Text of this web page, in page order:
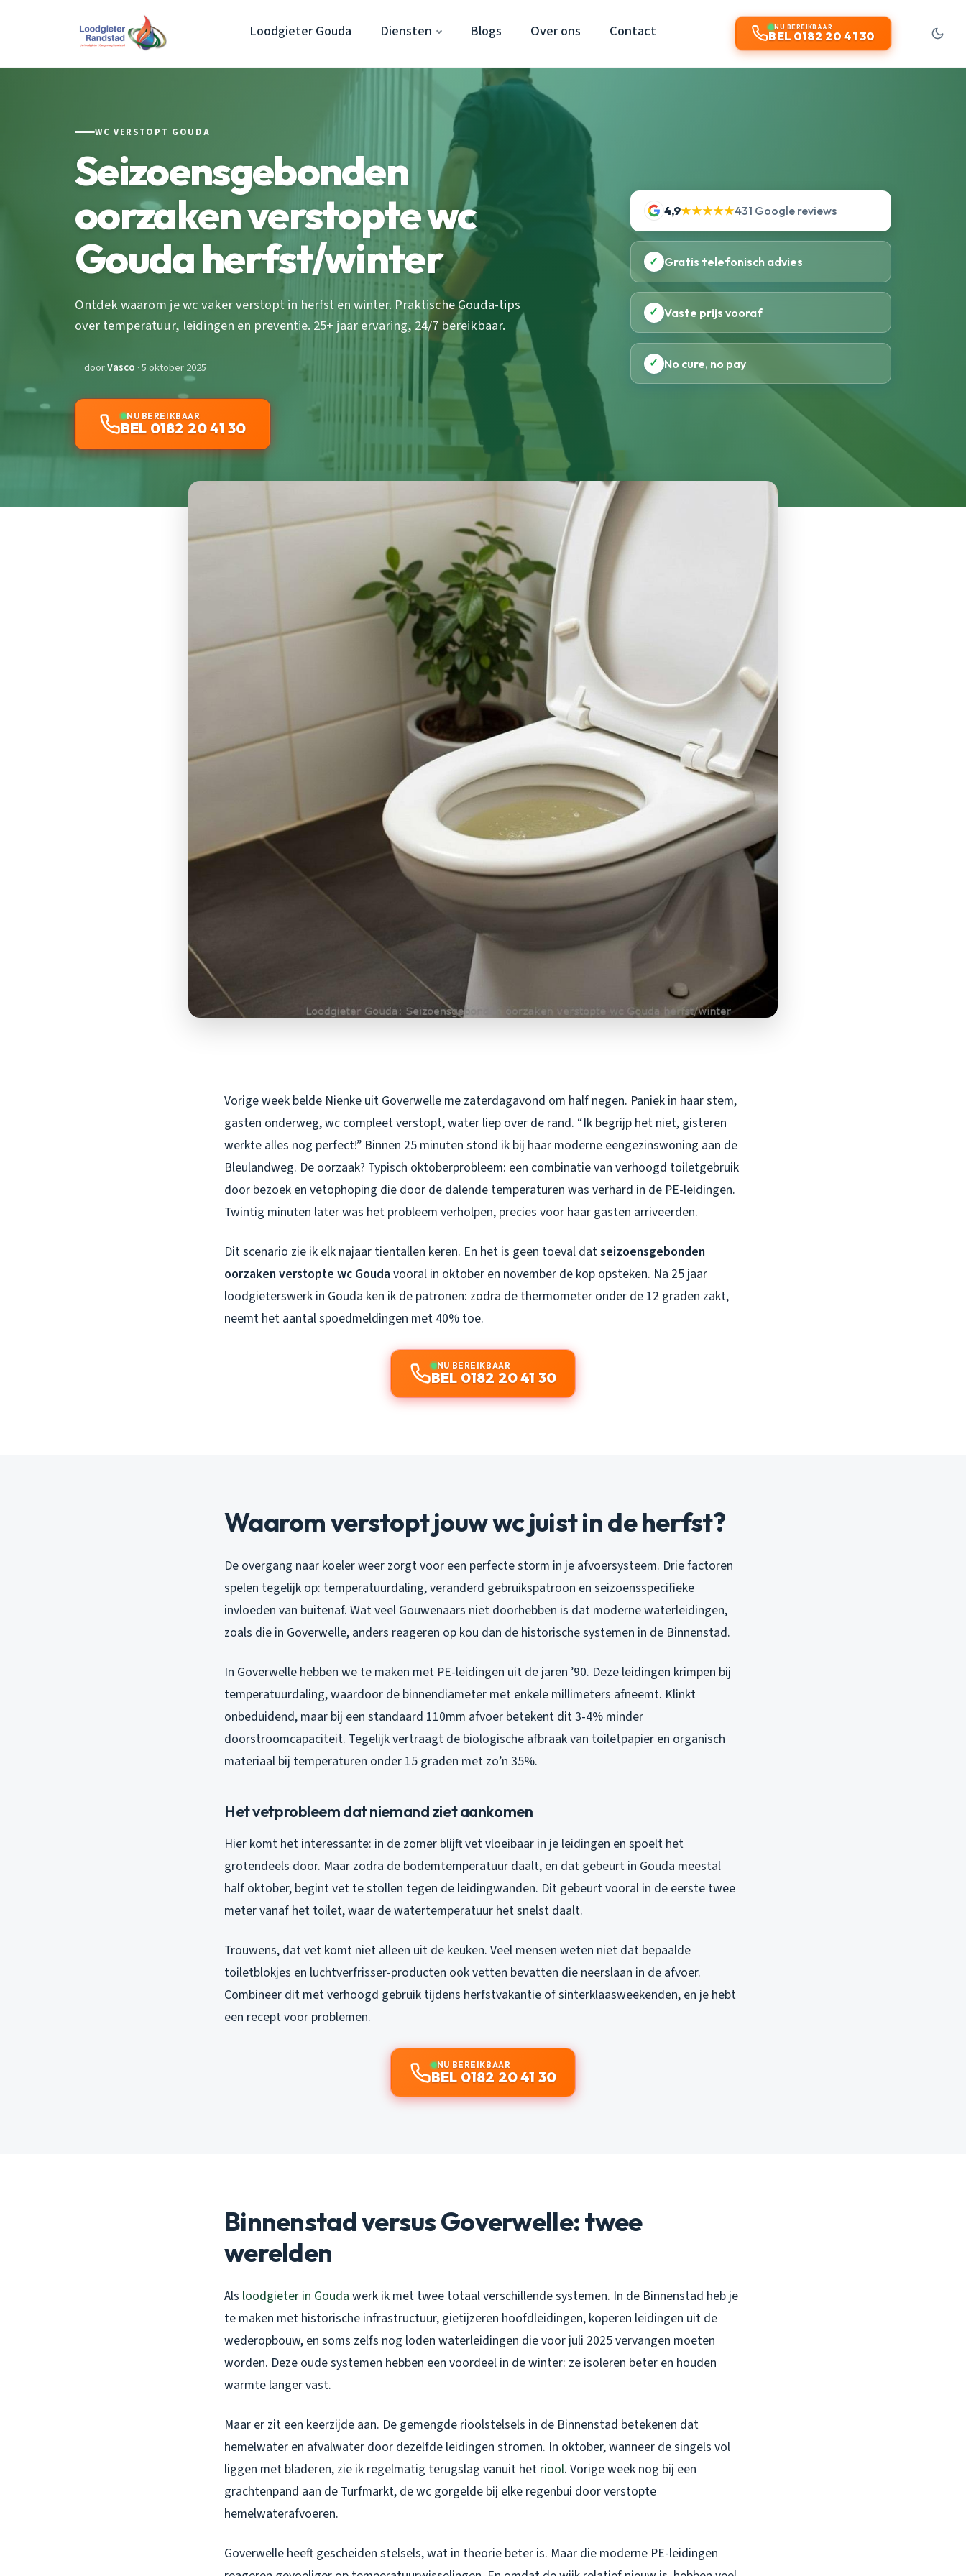
Loodgieter Gouda Diensten Blogs Over ons Contact NU BEREIKBAAR
BEL 0182 20 41 30
WC VERSTOPT GOUDA
Seizoensgebonden
oorzaken verstopte wc
Gouda herfst/winter
Ontdek waarom je wc vaker verstopt in herfst en winter. Praktische Gouda-tips
over temperatuur, leidingen en preventie. 25+ jaar ervaring, 24/7 bereikbaar.
doorVasco · 5 oktober 2025
NU BEREIKBAAR
BEL 0182 20 41 30
4,9★★★★★431 Google reviews
✓ Gratis telefonisch advies
✓ Vaste prijs vooraf
✓ No cure, no pay
Vorige week belde Nienke uit Goverwelle me zaterdagavond om half negen. Paniek in haar stem,
gasten onderweg, wc compleet verstopt, water liep over de rand. “Ik begrijp het niet, gisteren
werkte alles nog perfect!” Binnen 25 minuten stond ik bij haar moderne eengezinswoning aan de
Bleulandweg. De oorzaak? Typisch oktoberprobleem: een combinatie van verhoogd toiletgebruik
door bezoek en vetophoping die door de dalende temperaturen was verhard in de PE-leidingen.
Twintig minuten later was het probleem verholpen, precies voor haar gasten arriveerden.
Dit scenario zie ik elk najaar tientallen keren. En het is geen toeval datseizoensgebonden
oorzaken verstopte wc Gouda vooral in oktober en november de kop opsteken. Na 25 jaar
loodgieterswerk in Gouda ken ik de patronen: zodra de thermometer onder de 12 graden zakt,
neemt het aantal spoedmeldingen met 40% toe.
NU BEREIKBAAR
BEL 0182 20 41 30
Waarom verstopt jouw wc juist in de herfst?
De overgang naar koeler weer zorgt voor een perfecte storm in je afvoersysteem. Drie factoren
spelen tegelijk op: temperatuurdaling, veranderd gebruikspatroon en seizoensspecifieke
invloeden van buitenaf. Wat veel Gouwenaars niet doorhebben is dat moderne waterleidingen,
zoals die in Goverwelle, anders reageren op kou dan de historische systemen in de Binnenstad.
In Goverwelle hebben we te maken met PE-leidingen uit de jaren ’90. Deze leidingen krimpen bij
temperatuurdaling, waardoor de binnendiameter met enkele millimeters afneemt. Klinkt
onbeduidend, maar bij een standaard 110mm afvoer betekent dit 3-4% minder
doorstroomcapaciteit. Tegelijk vertraagt de biologische afbraak van toiletpapier en organisch
materiaal bij temperaturen onder 15 graden met zo’n 35%.
Het vetprobleem dat niemand ziet aankomen
Hier komt het interessante: in de zomer blijft vet vloeibaar in je leidingen en spoelt het
grotendeels door. Maar zodra de bodemtemperatuur daalt, en dat gebeurt in Gouda meestal
half oktober, begint vet te stollen tegen de leidingwanden. Dit gebeurt vooral in de eerste twee
meter vanaf het toilet, waar de watertemperatuur het snelst daalt.
Trouwens, dat vet komt niet alleen uit de keuken. Veel mensen weten niet dat bepaalde
toiletblokjes en luchtverfrisser-producten ook vetten bevatten die neerslaan in de afvoer.
Combineer dit met verhoogd gebruik tijdens herfstvakantie of sinterklaasweekenden, en je hebt
een recept voor problemen.
NU BEREIKBAAR
BEL 0182 20 41 30
Binnenstad versus Goverwelle: twee
werelden
Als loodgieter in Gouda werk ik met twee totaal verschillende systemen. In de Binnenstad heb je
te maken met historische infrastructuur, gietijzeren hoofdleidingen, koperen leidingen uit de
wederopbouw, en soms zelfs nog loden waterleidingen die voor juli 2025 vervangen moeten
worden. Deze oude systemen hebben een voordeel in de winter: ze isoleren beter en houden
warmte langer vast.
Maar er zit een keerzijde aan. De gemengde rioolstelsels in de Binnenstad betekenen dat
hemelwater en afvalwater door dezelfde leidingen stromen. In oktober, wanneer de singels vol
liggen met bladeren, zie ik regelmatig terugslag vanuit het riool. Vorige week nog bij een
grachtenpand aan de Turfmarkt, de wc gorgelde bij elke regenbui door verstopte
hemelwaterafvoeren.
Goverwelle heeft gescheiden stelsels, wat in theorie beter is. Maar die moderne PE-leidingen